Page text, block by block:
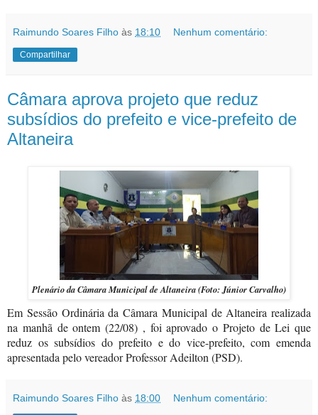
Raimundo Soares Filho às 18:10 Nenhum comentário:
Compartilhar
Câmara aprova projeto que reduz
subsídios do prefeito e vice-prefeito de
Altaneira
Plenário da Câmara Municipal de Altaneira (Foto: Júnior Carvalho)
Em Sessão Ordinária da Câmara Municipal de Altaneira realizada
na manhã de ontem (22/08) , foi aprovado o Projeto de Lei que
reduz os subsídios do prefeito e do vice-prefeito, com emenda
apresentada pelo vereador Professor Adeilton (PSD).
Raimundo Soares Filho às 18:00 Nenhum comentário: